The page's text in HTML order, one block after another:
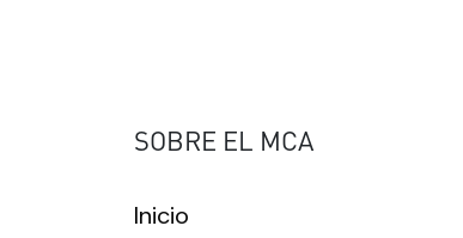
SOBRE EL MCA
Inicio